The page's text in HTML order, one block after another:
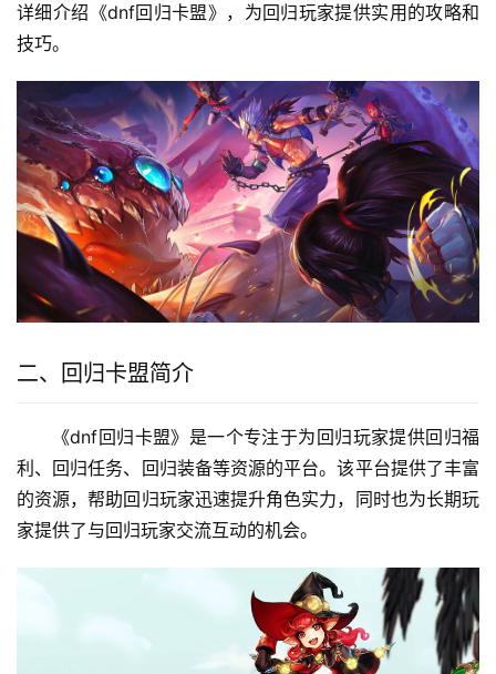
详细介绍《dnf回归卡盟》，为回归玩家提供实用的攻略和
技巧。
二、回归卡盟简介
《dnf回归卡盟》是一个专注于为回归玩家提供回归福
利、回归任务、回归装备等资源的平台。该平台提供了丰富
的资源，帮助回归玩家迅速提升角色实力，同时也为长期玩
家提供了与回归玩家交流互动的机会。